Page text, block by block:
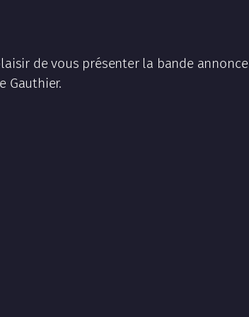
de vous présenter la bande annonce
Gauthier.